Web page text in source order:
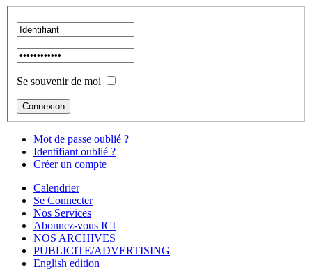
Se souvenir de moi
Mot de passe oublié ?
Identifiant oublié ?
Créer un compte
Calendrier
Se Connecter
Nos Services
Abonnez-vous ICI
NOS ARCHIVES
PUBLICITE/ADVERTISING
English edition